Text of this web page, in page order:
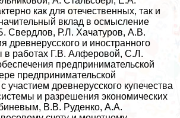
как для отечественных, так и
вклад в осмысление
Свердлов, Р.Л. Хачатуров, А.В.
и иностранного
в работах Г.В. Алферовой, С.Л.
предпринимательской
предпринимательской
древнерусского купечества
и разрешения экономических
В.В. Руденко, А.А.